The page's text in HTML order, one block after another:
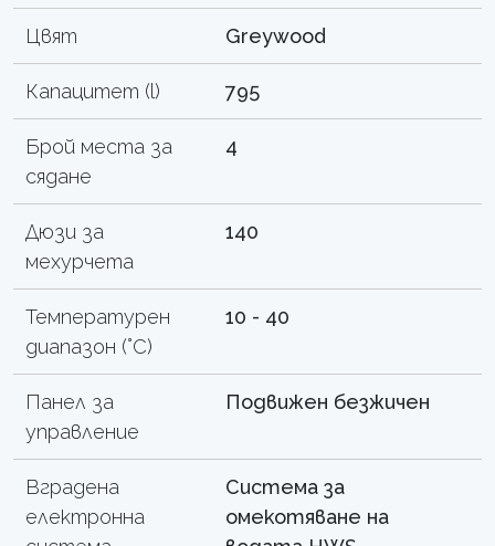
Цвят Greywood
Капацитет (l) 795
Брой места за
сядане
4
Дюзи за
мехурчета
140
Температурен
диапазон (°C)
10 - 40
Панел за
управление
Подвижен безжичен
Вградена
електронна
Система за
омекотяване на